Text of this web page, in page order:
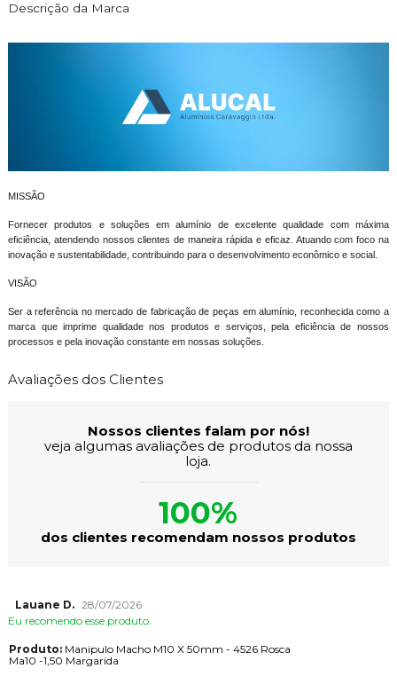
Descrição da Marca
MISSÃO
Fornecer produtos e soluções em alumínio de excelente qualidade com máxima
eficiência, atendendo nossos clientes de maneira rápida e eficaz. Atuando com foco na
inovação e sustentabilidade, contribuindo para o desenvolvimento econômico e social.
VISÃO
Ser a referência no mercado de fabricação de peças em alumínio, reconhecida como a
marca que imprime qualidade nos produtos e serviços, pela eficiência de nossos
processos e pela inovação constante em nossas soluções.
Avaliações dos Clientes
Nossos clientes falam por nós!
veja algumas avaliações de produtos da nossa
loja.
100%
dos clientes recomendam nossos produtos
Lauane D. 28/07/2026
Eu recomendo esse produto.
Produto:Manipulo Macho M10 X 50mm - 4526 Rosca
Ma10 -1,50 Margarida